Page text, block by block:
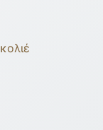
κολιέ